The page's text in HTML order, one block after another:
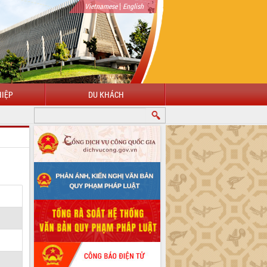
Vietnamese| English
DU KHÁCH